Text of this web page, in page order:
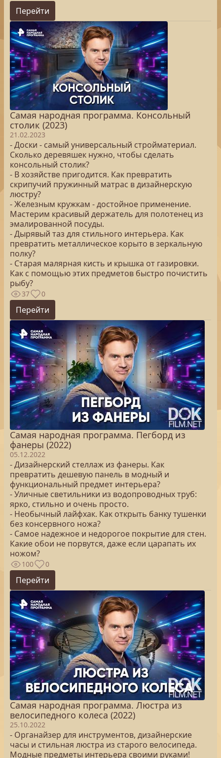
Перейти
Самая народная программа. Консольный
столик (2023)
21.02.2023
- Доски - самый универсальный стройматериал.
Сколько деревяшек нужно, чтобы сделать
консольный столик?
- В хозяйстве пригодится. Как превратить
скрипучий пружинный матрас в дизайнерскую
люстру?
- Железным кружкам - достойное применение.
Мастерим красивый держатель для полотенец из
эмалированной посуды.
- Дырявый таз для стильного интерьера. Как
превратить металлическое корыто в зеркальную
полку?
- Старая малярная кисть и крышка от газировки.
Как с помощью этих предметов быстро почистить
рыбу?
37 0
Перейти
Самая народная программа. Пегборд из
фанеры (2022)
05.12.2022
- Дизайнерский стеллаж из фанеры. Как
превратить дешевую панель в модный и
функциональный предмет интерьера?
- Уличные светильники из водопроводных труб:
ярко, стильно и очень просто.
- Необычный лайфхак. Как открыть банку тушенки
без консервного ножа?
- Самое надежное и недорогое покрытие для стен.
Какие обои не порвутся, даже если царапать их
ножом?
100 0
Перейти
Самая народная программа. Люстра из
велосипедного колеса (2022)
25.10.2022
- Органайзер для инструментов, дизайнерские
часы и стильная люстра из старого велосипеда.
Модные предметы интерьера своими руками!